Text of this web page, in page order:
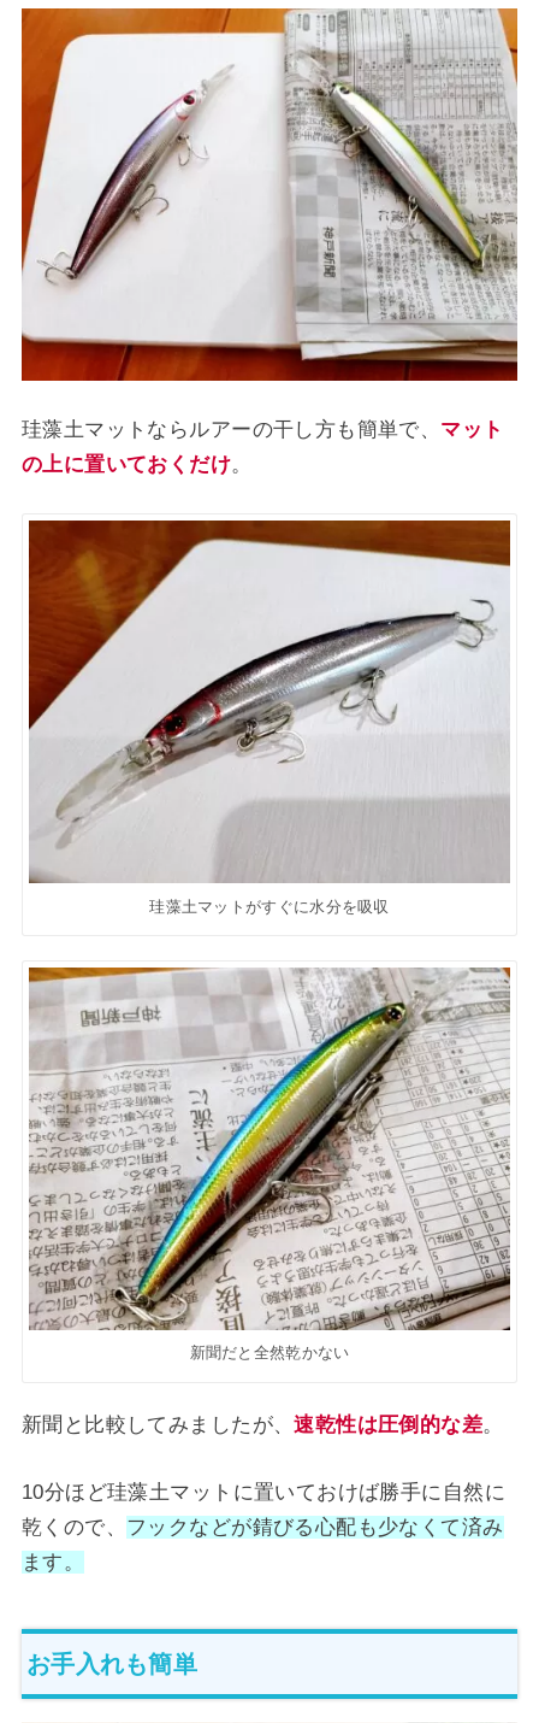
珪藻土マットならルアーの干し方も簡単で、 マット
の上に置いておくだけ。
珪藻土マットがすぐに水分を吸収
新聞だと全然乾かない
新聞と比較してみましたが、速乾性は圧倒的な差。
10分ほど珪藻土マットに置いておけば勝手に自然に
乾くので、 フックなどが錆びる心配も少なくて済み
ます。
お手入れも簡単